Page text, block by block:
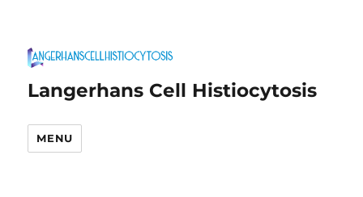
Langerhans Cell Histiocytosis
MENU